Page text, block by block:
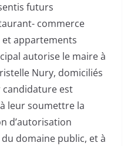
futurs
commerce
appartements
autorise le maire à
Nury, domiciliés
candidature est
leur soumettre la
d’autorisation
domaine public, et à